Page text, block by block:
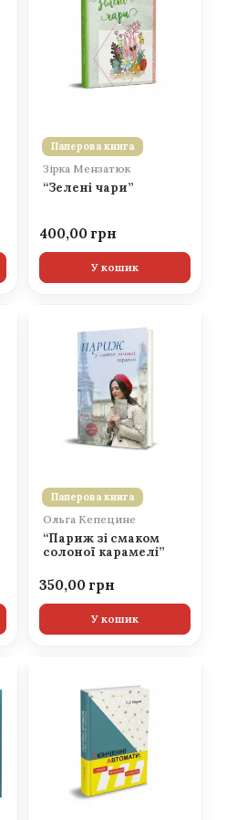
Паперова книга
Зірка Мензатюк
“Зелені чари”
400,00
У кошик
Паперова книга
Ольга Кепецине
“Париж зі смаком
солоної карамелі”
350,00
У кошик